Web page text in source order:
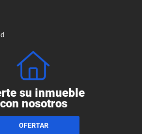
su inmueble
con nosotros
OFERTAR